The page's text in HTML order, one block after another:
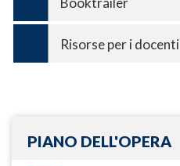
Risorse per i docenti
PIANO DELL'OPERA